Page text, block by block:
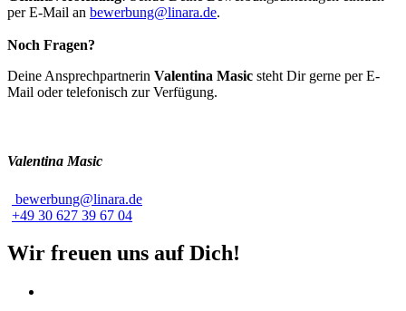
per E-Mail an bewerbung@linara.de.
Noch Fragen?
Deine Ansprechpartnerin Valentina Masic steht Dir gerne per E-
Mail oder telefonisch zur Verfügung.
Valentina Masic
bewerbung@linara.de
+49 30 627 39 67 04
Wir freuen uns auf Dich!